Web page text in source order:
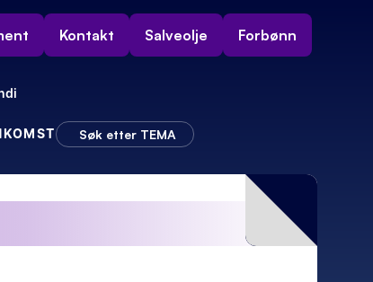
Kontakt Salveolje Forbønn
Søk etter TEMA
Da dukket elektriker Rudolf opp!